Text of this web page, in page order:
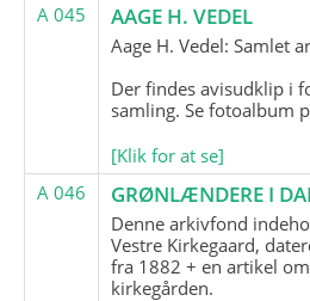
A 045
AAGE H. VEDEL
Aage H. Vedel: Samlet
Der findes avisudklip i
samling. Se fotoalbum
[Klik for at se]
A 046
GRØNLÆNDERE I
Denne arkivfond
Vestre Kirkegaard,
fra 1882 + en artikel
kirkegården.